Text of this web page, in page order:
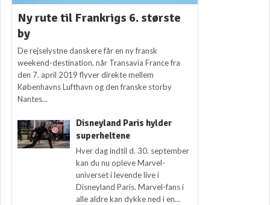
Ny rute til Frankrigs 6. største
by
De rejselystne danskere får en ny fransk
weekend-destination, når Transavia France fra
den 7. april 2019 flyver direkte mellem
Københavns Lufthavn og den franske storby
Nantes...
Disneyland Paris hylder
superheltene
Hver dag indtil d. 30. september
kan du nu opleve Marvel-
universet i levende live i
Disneyland Paris. Marvel-fans i
alle aldre kan dykke ned i en...